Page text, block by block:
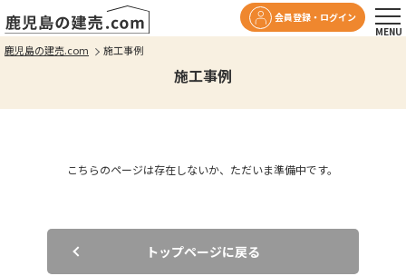
会員登録・ログイン
鹿児島の建売.com 施工事例
施工事例
こちらのページは存在しないか、 ただいま準備中です。
トップページに戻る